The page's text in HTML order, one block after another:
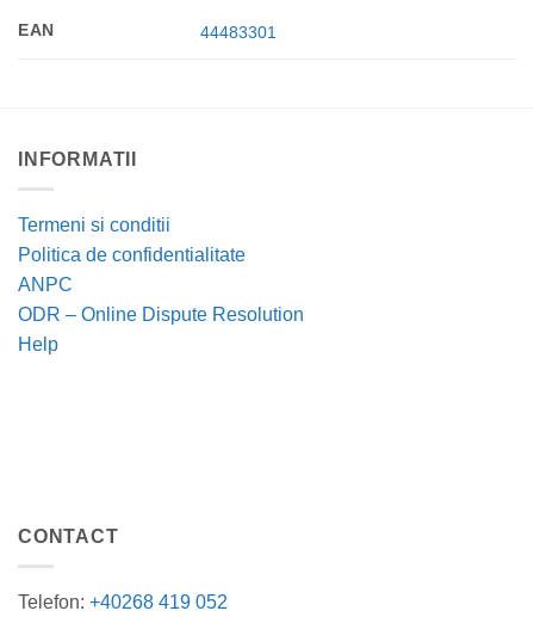
EAN 44483301
INFORMATII
Termeni si conditii
Politica de confidentialitate
ANPC
ODR – Online Dispute Resolution
Help
CONTACT
Telefon: +40268 419 052